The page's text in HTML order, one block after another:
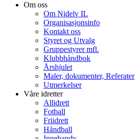
Om oss
Om Nidelv IL
Organisasjonsinfo
Kontakt oss
Styret og Utvalg
Gruppestyrer mfl.
Klubbhåndbok
Årshjulet
Maler, dokumenter, Referater
Utmerkelser
Våre idretter
Allidrett
Fotball
Friidrett
Håndball